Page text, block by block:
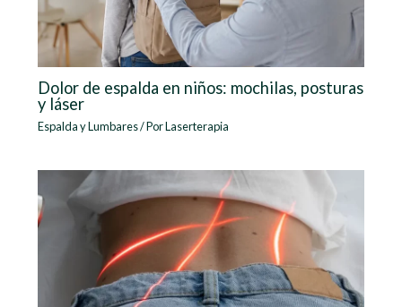
Dolor de espalda en niños: mochilas, posturas
y láser
Espalda y Lumbares/ PorLaserterapia